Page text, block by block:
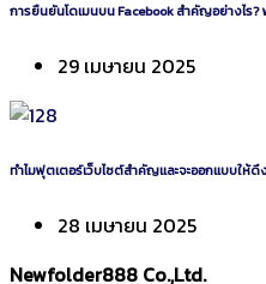
การยืนยันโดเมนบน Facebook สำคัญอย่างไร
29 เมษายน 2025
ทำไมฟุตเตอร์เว็บไซต์สำคัญและจะออกแบบให้
28 เมษายน 2025
Newfolder888 Co.,Ltd.